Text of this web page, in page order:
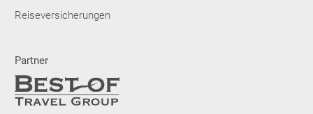
Reiseversicherungen
Partner